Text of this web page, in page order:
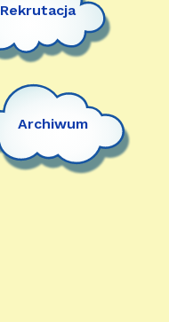
Rekrutacja
Archiwum